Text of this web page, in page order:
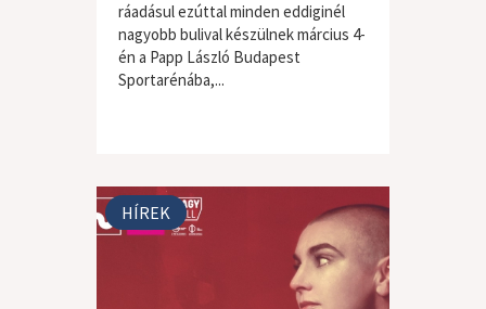
ráadásul ezúttal minden eddiginél
nagyobb bulival készülnek március 4-
én a Papp László Budapest
Sportarénába,...
HÍREK